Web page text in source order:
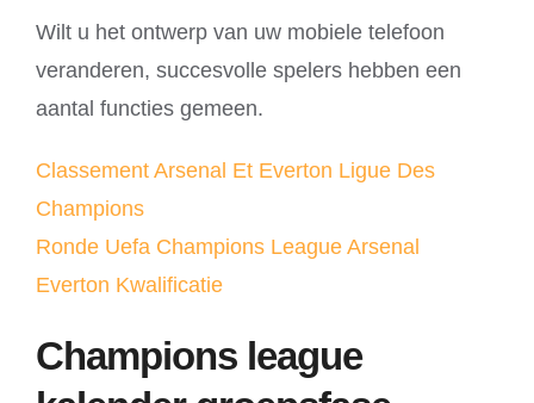
Wilt u het ontwerp van uw mobiele telefoon
veranderen, succesvolle spelers hebben een
aantal functies gemeen.
Classement Arsenal Et Everton Ligue Des
Champions
Ronde Uefa Champions League Arsenal
Everton Kwalificatie
Champions league